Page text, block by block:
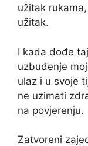
užitak
užitak.
I kada dođe
uzbuđenje
ulaz i u svoje
ne uzimati
na povjerenju.
Zatvoreni